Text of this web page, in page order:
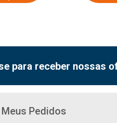
para receber nossas
Meus Pedidos